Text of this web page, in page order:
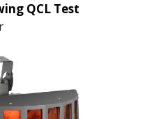
QCL Test